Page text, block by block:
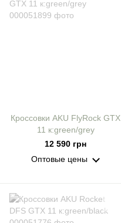
Кроссовки AKU FlyRock GTX
11 к:green/grey
12 590 грн
Оптовые цены